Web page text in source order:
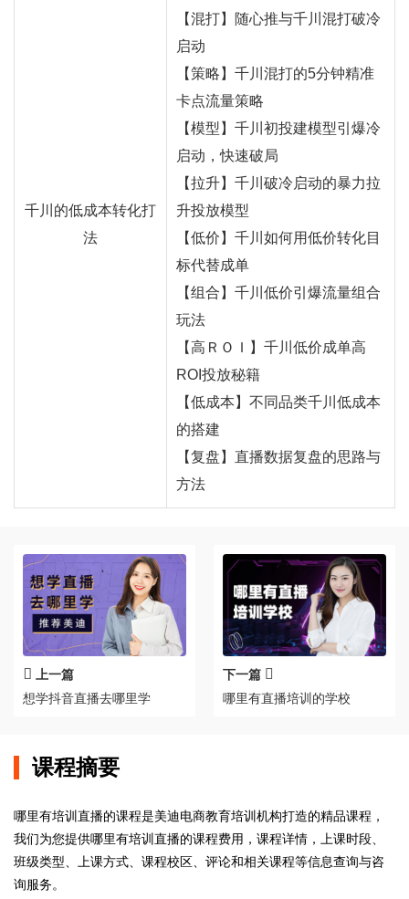
千川的低成本转化打
法
【混打】随心推与千川混打破冷
启动
【策略】千川混打的5分钟精准
卡点流量策略
【模型】千川初投建模型引爆冷
启动，快速破局
【拉升】千川破冷启动的暴力拉
升投放模型
【低价】千川如何用低价转化目
标代替成单
【组合】千川低价引爆流量组合
玩法
【高ＲＯＩ】千川低价成单高
ROI投放秘籍
【低成本】不同品类千川低成本
的搭建
【复盘】直播数据复盘的思路与
方法
上一篇
想学抖音直播去哪里学
下一篇
哪里有直播培训的学校
课程摘要
哪里有培训直播的课程是美迪电商教育培训机构打造的精品课程，
我们为您提供哪里有培训直播的课程费用，课程详情，上课时段、
班级类型、上课方式、课程校区、评论和相关课程等信息查询与咨
询服务。